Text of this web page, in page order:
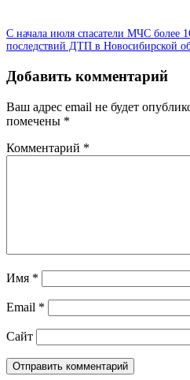
С начала июля спасатели МЧС более
последствий ДТП в Новосибирской
Добавить комментарий
Ваш адрес email не будет
помечены *
Комментарий *
Имя *
Email *
Сайт